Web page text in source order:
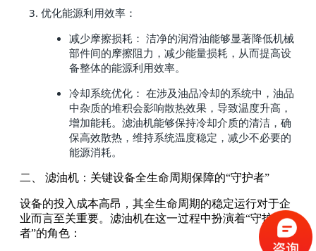
优化能源利用效率：
减少摩擦损耗： 洁净的润滑油能够显著降低机械
部件间的摩擦阻力，减少能量损耗，从而提高设
备整体的能源利用效率。
冷却系统优化： 在涉及油品冷却的系统中，油品
中杂质的堆积会影响散热效果，导致温度升高，
增加能耗。滤油机能够保持冷却介质的清洁，确
保高效散热，维持系统温度稳定，减少不必要的
能源消耗。
二、 滤油机：关键设备全生命周期保障的“守护者”
设备的投入成本高昂，其全生命周期的稳定运行对于企
业而言至关重要。滤油机在这一过程中扮演着“守护
者”的角色：